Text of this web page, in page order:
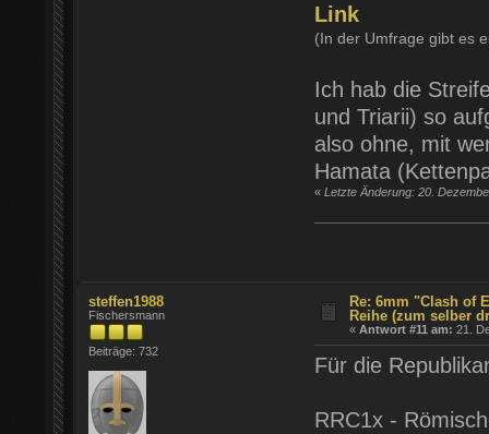
Link
(In der Umfrage gibt es
Ich hab die
und Triarii) so
also ohne, mit
Hamata
« Letzte Änderung: 20.
steffen1988
Fischersmann
Beiträge: 732
Re: 6mm "Clash of
Reihe (zum selber
«Antwort #11 am: 21.
Für die
RRC1x -